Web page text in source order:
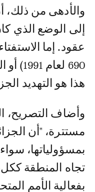
والأدهى من ذلك،
إلى الوضع الذي
عقود. إما
690
هذا هو التهديد
وأضاف التصريح،
مستترة، "أن
بمسؤولياتها،
تجاه المنطقة
بفعالية الأمم